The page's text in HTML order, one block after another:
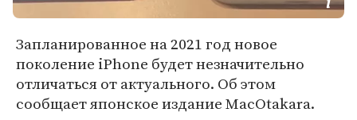
Запланированное на 2021 год новое
поколение iPhone будет незначительно
отличаться от актуального. Об этом
сообщает японское издание MacOtakara.